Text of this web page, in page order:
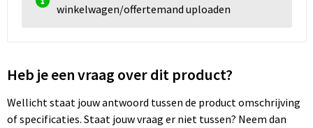
winkelwagen/offertemand uploaden
Heb je een vraag over dit product?
Wellicht staat jouw antwoord tussen de product omschrijving
of specificaties. Staat jouw vraag er niet tussen? Neem dan